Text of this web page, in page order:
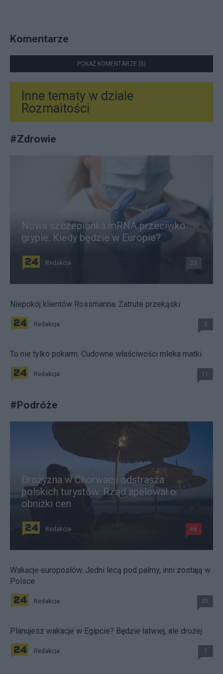
Komentarze
POKAŻ KOMENTARZE (5)
Inne tematy w dziale
Rozmaitości
#Zdrowie
Nowa szczepionka mRNA przeciwko
grypie. Kiedy będzie w Europie?
Redakcja 22
Niepokój klientów Rossmanna. Zatrute przekąski
Redakcja 5
To nie tylko pokarm. Cudowne właściwości mleka matki
Redakcja 11
#Podróże
Drożyzna w Chorwacji odstrasza
polskich turystów. Rząd apelował o
obniżki cen
Redakcja 66
Wakacje europosłów. Jedni lecą pod palmy, inni zostają w
Polsce
Redakcja 35
Planujesz wakacje w Egipcie? Będzie łatwiej, ale drożej
Redakcja 1